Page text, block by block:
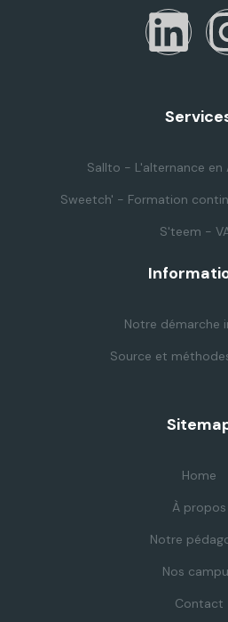
Sallto - L'alternance en
Sweetch' - Formation
S'teem -
Notre démarche
Source et
Home
À propos
Notre
Nos
Contact